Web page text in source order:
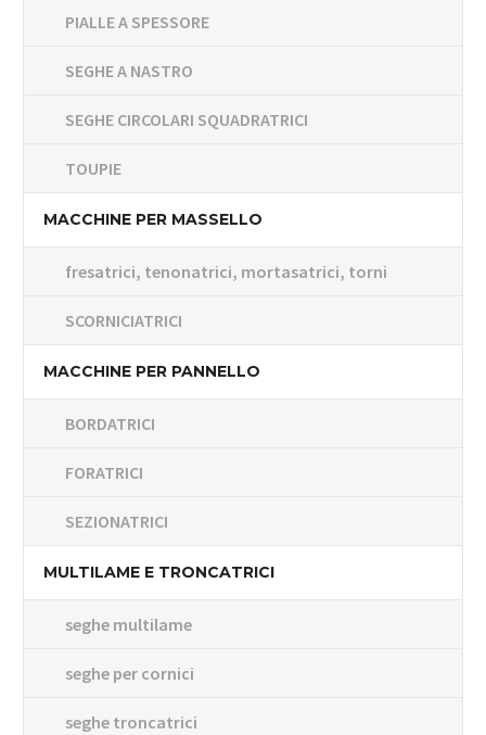
PIALLE A SPESSORE
SEGHE A NASTRO
SEGHE CIRCOLARI SQUADRATRICI
TOUPIE
MACCHINE PER MASSELLO
fresatrici, tenonatrici, mortasatrici, torni
SCORNICIATRICI
MACCHINE PER PANNELLO
BORDATRICI
FORATRICI
SEZIONATRICI
MULTILAME E TRONCATRICI
seghe multilame
seghe per cornici
seghe troncatrici